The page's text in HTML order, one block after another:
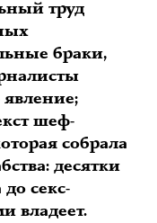
труд
браки,
шеф-
собрала
десятки
секс-
владеет.